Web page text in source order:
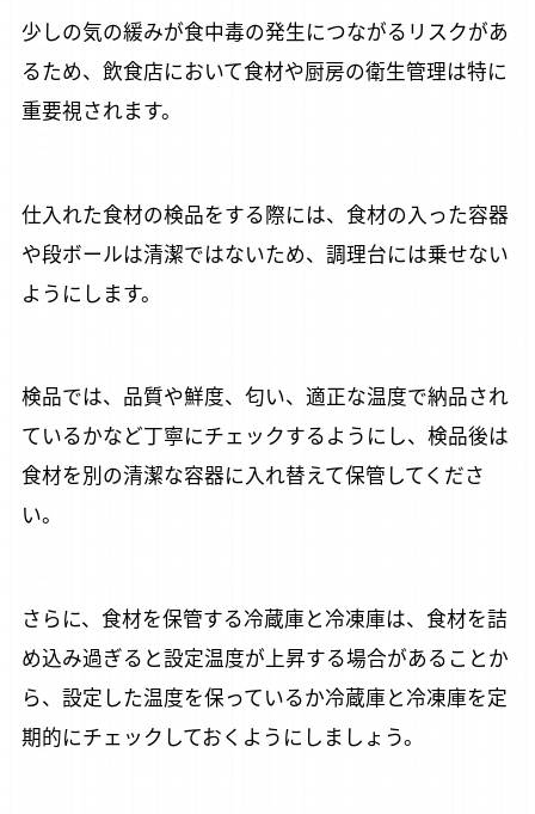
少しの気の緩みが食中毒の発生につながるリスクがあ
るため、飲食店において食材や厨房の衛生管理は特に
重要視されます。
仕入れた食材の検品をする際には、食材の入った容器
や段ボールは清潔ではないため、調理台には乗せない
ようにします。
検品では、品質や鮮度、匂い、適正な温度で納品され
ているかなど丁寧にチェックするようにし、検品後は
食材を別の清潔な容器に入れ替えて保管してくださ
い。
さらに、食材を保管する冷蔵庫と冷凍庫は、食材を詰
め込み過ぎると設定温度が上昇する場合があることか
ら、設定した温度を保っているか冷蔵庫と冷凍庫を定
期的にチェックしておくようにしましょう。